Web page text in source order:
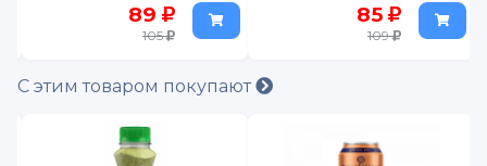
89
105
85
109
С этим товаром покупают